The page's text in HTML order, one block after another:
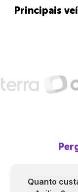
Principais
Quanto